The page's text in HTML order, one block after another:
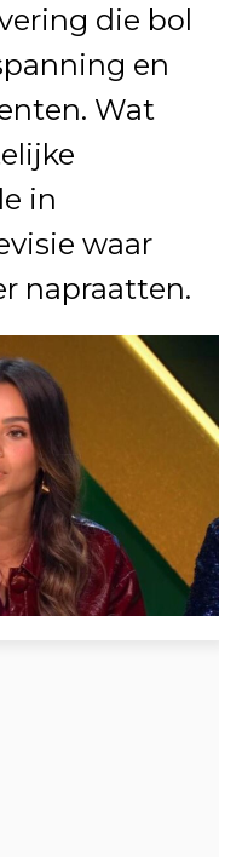
die bol
en
Wat
in
waar
napraatten.